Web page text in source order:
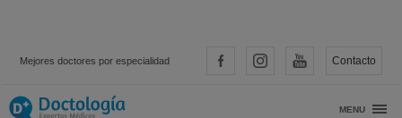
Mejores doctores por especialidad Contacto
MENU
Cómo reducir los síntomas de las